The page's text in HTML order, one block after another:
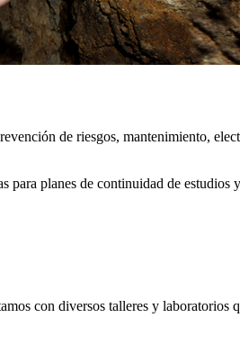
de riesgos, mantenimiento,
para planes de continuidad de estudios
con diversos talleres y laboratorios